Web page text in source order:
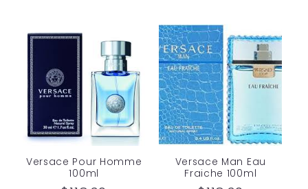
Versace Pour Homme
100ml
Versace Man Eau
Fraiche 100ml